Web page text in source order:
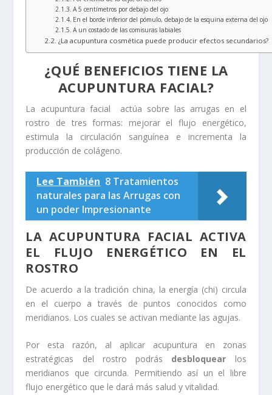
A 5 centímetros por debajo del ojo
En el borde inferior del pómulo, debajo de la esquina externa del ojo
A un costado de las comisuras labiales
¿La acupuntura cosmética puede producir efectos secundarios?
¿QUÉ BENEFICIOS TIENE LA
ACUPUNTURA FACIAL?
La acupuntura facial actúa sobre las arrugas en el
rostro de tres formas: mejorar el flujo energético,
estimula la circulación sanguínea e incrementa la
producción de colágeno.
Lee También 8 Tratamientos
naturales para las Arrugas con
un poder Impresionante
LA ACUPUNTURA FACIAL ACTIVA
EL FLUJO ENERGÉTICO EN EL
ROSTRO
De acuerdo a la tradición china, la energía (chi) circula
en el cuerpo a través de puntos conocidos como
meridianos. Los cuales se activan mediante las agujas.
Por esta razón, al aplicar acupuntura en zonas
estratégicas del rostro podrás desbloquear los
meridianos que circunda. Permitiendo así un el libre
flujo energético que le dará más salud y vitalidad.